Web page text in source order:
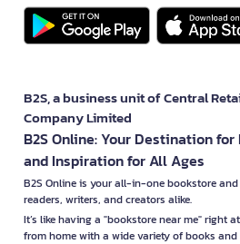
B2S, a business unit of Central
Company Limited
B2S Online: Your Destination
and Inspiration for All Ages
B2S Online is your all-in-one bookstore
readers, writers, and creators alike.
It’s like having a "bookstore near me" right
from home with a wide variety of books